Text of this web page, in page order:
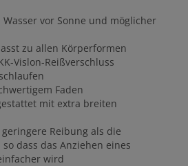
vor Sonne und möglicher
zu allen Körperformen
Vislon-Reißverschluss
Faden
mit extra breiten
Reibung als die
dass das Anziehen eines
wird